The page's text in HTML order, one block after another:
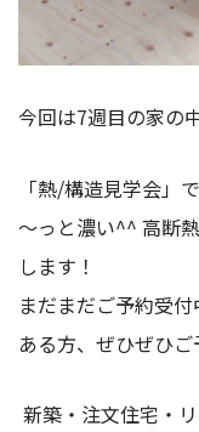
今回は7週目の家の
「熱/構造見学会」
～っと濃い^^ 高断
します！
まだまだご予約受
ある方、ぜひぜひご
新築・注文住宅・